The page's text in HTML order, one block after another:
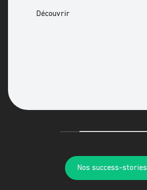
Découvrir
Nos success-stories